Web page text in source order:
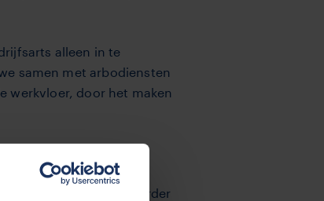
alleen in te
samen met arbodiensten
werkvloer, door het maken
Namens de
altijd met gerichte
werknemer direct verder